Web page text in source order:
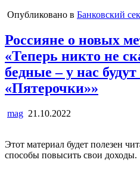
Опубликовано в Банковский
Россияне о новых
«Теперь никто не
бедные – у нас
«Пятерочки»»
mag 21.10.2022
Этот материал будет полезен
способы повысить свои доходы.